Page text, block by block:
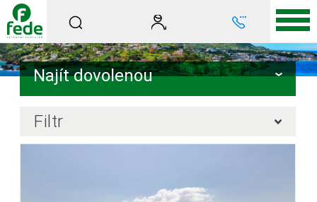
Najít dovolenou
Filtr